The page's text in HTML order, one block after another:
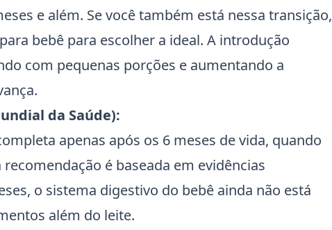
e além. Se você também está nessa transição,
bebê para escolher a ideal. A introdução
com pequenas porções e aumentando a
da Saúde):
apenas após os 6 meses de vida, quando
é baseada em evidências
o sistema digestivo do bebê ainda não está
além do leite.